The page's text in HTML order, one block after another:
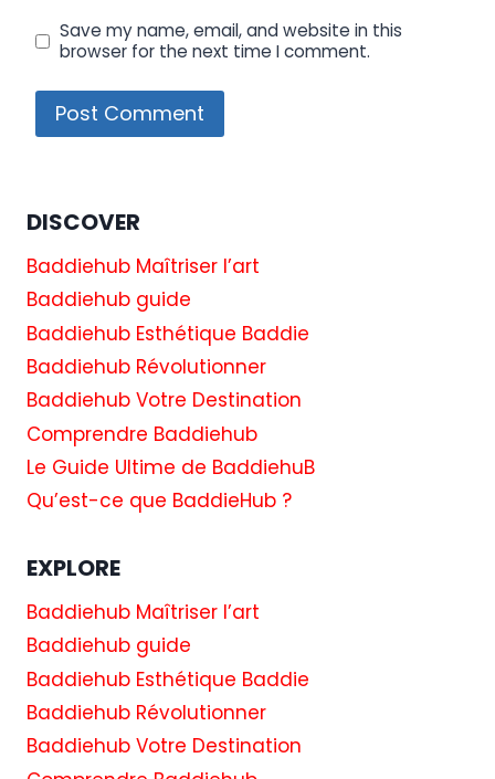
Save my name, email, and website in this
browser for the next time I comment.
DISCOVER
Baddiehub Maîtriser l’art
Baddiehub guide
Baddiehub Esthétique Baddie
Baddiehub Révolutionner
Baddiehub Votre Destination
Comprendre Baddiehub
Le Guide Ultime de BaddiehuB
Qu’est-ce que BaddieHub ?
EXPLORE
Baddiehub Maîtriser l’art
Baddiehub guide
Baddiehub Esthétique Baddie
Baddiehub Révolutionner
Baddiehub Votre Destination